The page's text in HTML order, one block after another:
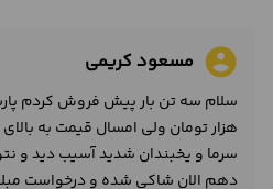
account_circle مسعود کریمی
سرما و یخبندان شدید آسیب دید و
دهم الان شاکی شده و درخواست